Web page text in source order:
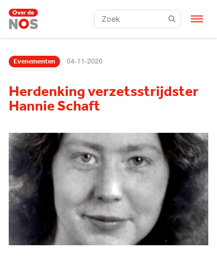
Zoeken:
Evenementen 04-11-2020
Herdenking verzetsstrijdster
Hannie Schaft